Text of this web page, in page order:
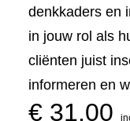
denkkaders en
in jouw rol als
cliënten juist
informeren en
€ 31,00